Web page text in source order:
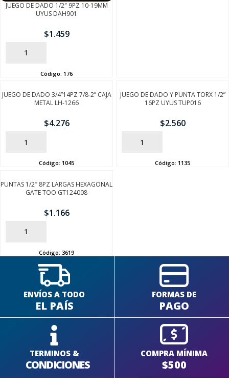
JUEGO DE DADO 1/2″ 9PZ 10-19MM
UYUS DAH901
$1.459
AÑADIR
Código: 176
JUEGO DE DADO 3/4”14PZ 7/8-2” CAJA
METAL LH-1266
$4.276
AÑADIR
Código: 1045
JUEGO DE DADO Y PUNTA TORX 1/2”
16PZ UYUS TUP016
$2.560
AÑADIR
Código: 1135
PUNTAS 1/2″ 8PZ LARGAS HEXAGONAL
GATE TOO GT124008
$1.166
AÑADIR
Código: 3619
ENVÍOS A TODO
EL PAÍS
FORMAS DE
PAGO
TERMINOS &
CONDICIONES
COMPRA MÍNIMA
$500